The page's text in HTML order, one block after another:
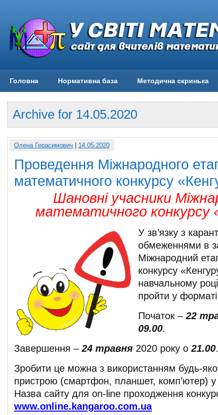
Головна Нормативна база Методична скринька
Archive for 14.05.2020
Олена Герасимович 14.05.2020
Проведення Міжнародного
математичного конкурсу
Шановні учасники
математичного конкурсу
У зв’язку з
обмеженнями в
Міжнародний
конкурсу
навчальному
пройти у
Початок – 22
09.00.
Завершення – 24 травня 2020 року о 21.00.
Зробити це можна з використанням будь-
пристрою (смартфон, планшет, комп’ютер) у
Назва сайту для on-line проходження
www.online.kangaroo.com.ua